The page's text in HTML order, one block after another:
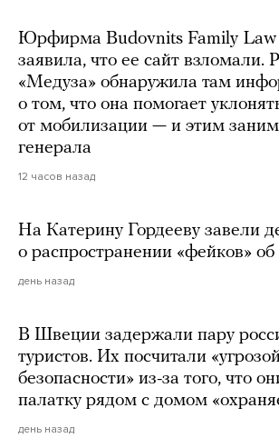
Юрфирма Budovnits Family Law
заявила, что ее сайт взломали.
«Медуза» обнаружила там
о том, что она помогает
от мобилизации — и этим
генерала
12 часов назад
На Катерину Гордееву завели
о распространении «фейков»
день назад
В Швеции задержали пару
туристов. Их посчитали
безопасности» из-за того, что
палатку рядом с домом
день назад